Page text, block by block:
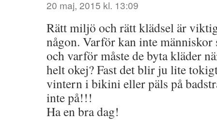
20 maj, 2015 kl. 13:09
Rätt miljö och rätt klädsel är
någon. Varför kan inte människor
och varför måste de byta kläder
helt okej? Fast det blir ju lite
vintern i bikini eller päls på
inte på!!!
Ha en bra dag!